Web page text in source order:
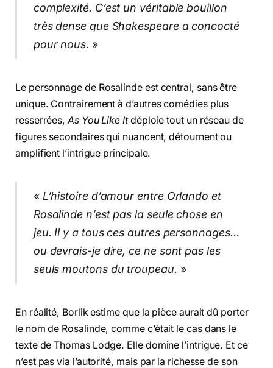
complexité. C’est un véritable bouillon
très dense que Shakespeare a concocté
pour nous. »
Le personnage de Rosalinde est central, sans être
unique. Contrairement à d’autres comédies plus
resserrées,As You Like Itdéploie tout un réseau de
figures secondaires qui nuancent, détournent ou
amplifient l’intrigue principale.
« L’histoire d’amour entre Orlando et
Rosalinde n’est pas la seule chose en
jeu. Il y a tous ces autres personnages…
ou devrais-je dire, ce ne sont pas les
seuls moutons du troupeau. »
En réalité, Borlik estime que la pièce aurait dû porter
le nom de Rosalinde, comme c’était le cas dans le
texte de Thomas Lodge. Elle domine l’intrigue. Et ce
n’est pas via l’autorité, mais par la richesse de son